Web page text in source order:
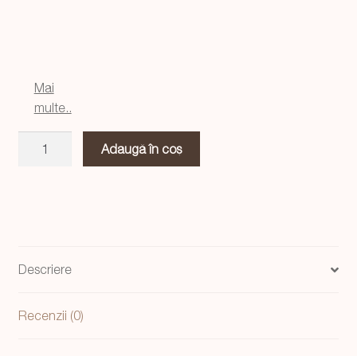
Mai
multe..
Adaugă în coș
Descriere
Recenzii (0)